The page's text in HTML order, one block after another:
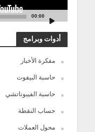
00:00
أدوات وبرامج
مفكرة الأخبار
حاسبة البيفوت
حاسبة الفيبوناتشي
حساب النقطة
محول العملات